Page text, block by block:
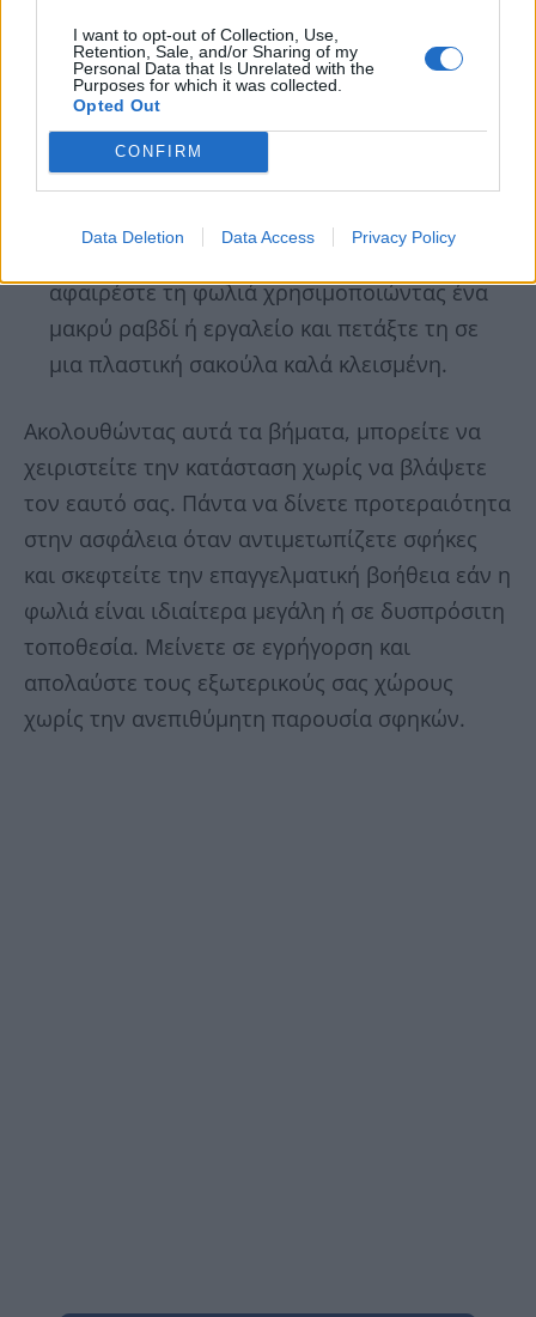
I want to opt-out of Collection, Use,
Retention, Sale, and/or Sharing of my
Personal Data that Is Unrelated with the
Purposes for which it was collected.
Opted Out
CONFIRM
Data Deletion Data Access Privacy Policy
Παρακολούθηση της περιοχής:
Ελέγξτε τη
φωλιά την επόμενη μέρα. Εάν εξακολουθεί
να υπάρχει δραστηριότητα, εφαρμόστε ξανά
το σπρέι όπως χρειάζεται.
Καταστρέψτε τη φωλιά:
Μόλις
βεβαιωθείτε ότι όλες οι σφήκες είναι νεκρές,
αφαιρέστε τη φωλιά χρησιμοποιώντας ένα
μακρύ ραβδί ή εργαλείο και πετάξτε τη σε
μια πλαστική σακούλα καλά κλεισμένη.
Ακολουθώντας αυτά τα βήματα, μπορείτε να
χειριστείτε την κατάσταση χωρίς να βλάψετε
τον εαυτό σας. Πάντα να δίνετε προτεραιότητα
στην ασφάλεια όταν αντιμετωπίζετε σφήκες
και σκεφτείτε την επαγγελματική βοήθεια εάν η
φωλιά είναι ιδιαίτερα μεγάλη ή σε δυσπρόσιτη
τοποθεσία. Μείνετε σε εγρήγορση και
απολαύστε τους εξωτερικούς σας χώρους
χωρίς την ανεπιθύμητη παρουσία σφηκών.